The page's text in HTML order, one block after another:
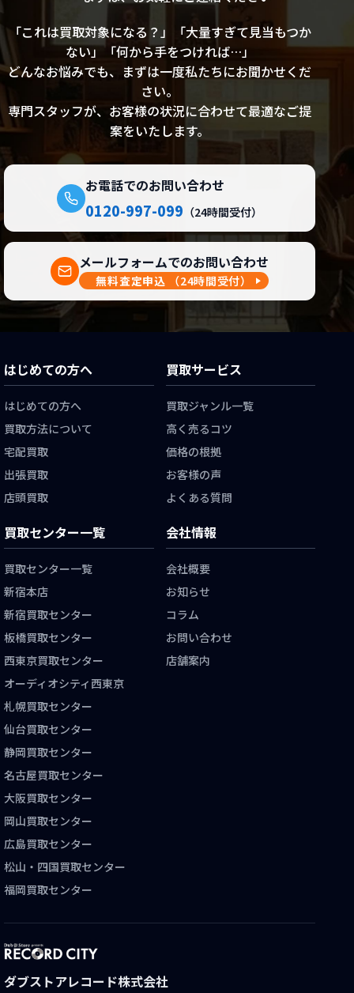
「これは買取対象になる？」「大量すぎて見当もつか
ない」「何から手をつければ…」
どんなお悩みでも、まずは一度私たちにお聞かせくだ
さい。
専門スタッフが、お客様の状況に合わせて最適なご提
案をいたします。
お電話でのお問い合わせ
0120-997-099 （24時間受付）
メールフォームでのお問い合わせ
無料査定申込 （24時間受付）
はじめての方へ
はじめての方へ
買取方法について
宅配買取
出張買取
店頭買取
買取サービス
買取ジャンル一覧
高く売るコツ
価格の根拠
お客様の声
よくある質問
買取センター一覧
買取センター一覧
新宿本店
新宿買取センター
板橋買取センター
西東京買取センター
オーディオシティ西東京
札幌買取センター
仙台買取センター
静岡買取センター
名古屋買取センター
大阪買取センター
岡山買取センター
広島買取センター
松山・四国買取センター
福岡買取センター
会社情報
会社概要
お知らせ
コラム
お問い合わせ
店舗案内
ダブストアレコード株式会社